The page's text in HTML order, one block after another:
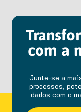
com a
Junte-se a
processos,
dados com o